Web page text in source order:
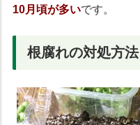
10月頃が多いです。
根腐れの対処方法